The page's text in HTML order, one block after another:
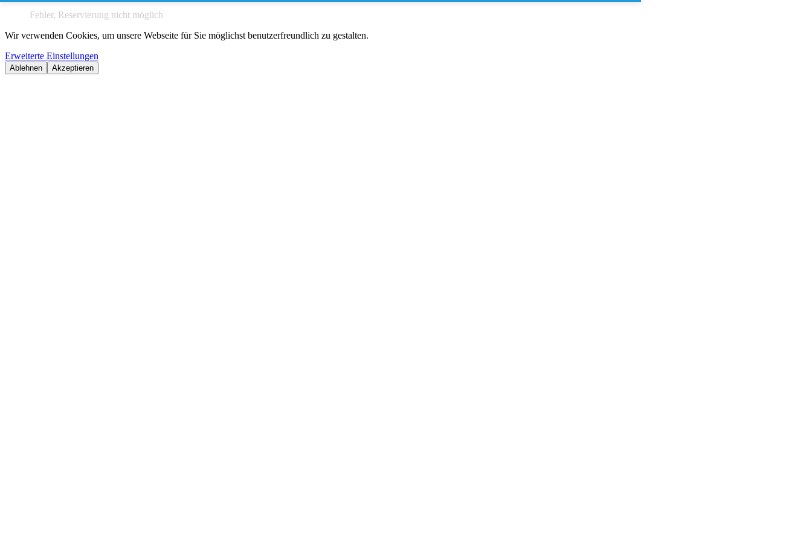
Fehler, Reservierung nicht möglich
Wir verwenden Cookies, um unsere Webseite für Sie möglichst benutzerfreundlich zu gestalten.
Erweiterte Einstellungen
Ablehnen Akzeptieren